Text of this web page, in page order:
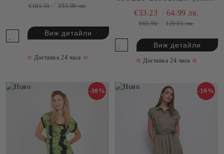
€181.51 355.00 лв.
Виж детайли
✫ Доставка 24 часа ✫
ML59DP
€33.23 64.99 лв.
€65.96 129.01 лв.
Виж детайли
✫ Доставка 24 часа ✫
-30% -19%